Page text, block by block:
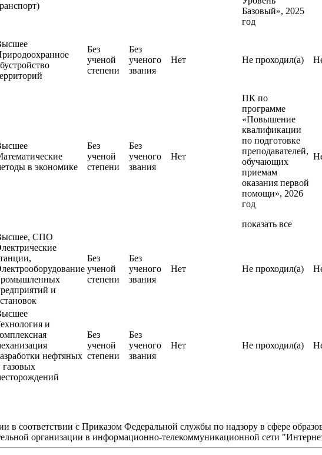
Базовый», 2025
год
Без
ученой
степени
Без
ученого
звания
Нет Не проходил(а)
в экономике
Без
ученой
степени
Без
ученого
звания
Нет
ПК по
программе
«Повышение
квалификации
по подготовке
преподавателей,
обучающих
приемам
оказания первой
помощи», 2026
год
показать все
СПО
и
Без
ученой
степени
Без
ученого
звания
Нет Не проходил(а)
и
нефтяных
газовых
Без
ученой
степени
Без
ученого
звания
Нет Не проходил(а)
в соответствии с Приказом Федеральной службы по надзору в сфере
организации в информационно-телекоммуникационной сети